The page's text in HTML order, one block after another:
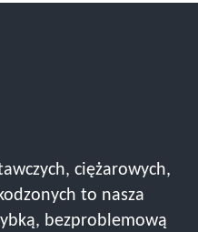
ciężarowych,
to nasza
bezproblemową